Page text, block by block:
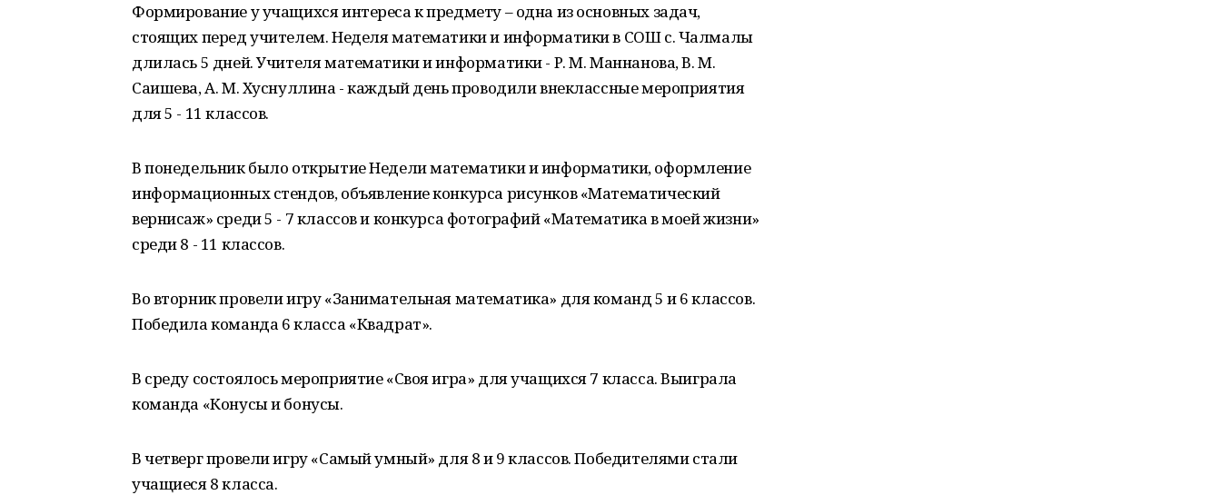
Формирование у учащихся интереса к предмету – одна из основных задач,
стоящих перед учителем. Неделя математики и информатики в СОШ с. Чалмалы
длилась 5 дней. Учителя математики и информатики - Р. М. Маннанова, В. М.
Саишева, А. М. Хуснуллина - каждый день проводили внеклассные мероприятия
для 5 - 11 классов.
В понедельник было открытие Недели математики и информатики, оформление
информационных стендов, объявление конкурса рисунков «Математический
вернисаж» среди 5 - 7 классов и конкурса фотографий «Математика в моей жизни»
среди 8 - 11 классов.
Во вторник провели игру «Занимательная математика» для команд 5 и 6 классов.
Победила команда 6 класса «Квадрат».
В среду состоялось мероприятие «Своя игра» для учащихся 7 класса. Выиграла
команда «Конусы и бонусы.
В четверг провели игру «Самый умный» для 8 и 9 классов. Победителями стали
учащиеся 8 класса.